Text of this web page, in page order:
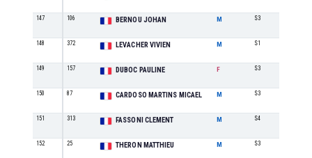
147 106 BERNOU JOHAN M S3
148 372 LEVACHER VIVIEN M S1
149 157 DUBOC PAULINE F S3
150 87 CARDOSO MARTINS MICAEL M S3
151 313 FASSONI CLEMENT M S4
152 25 THERON MATTHIEU M S3